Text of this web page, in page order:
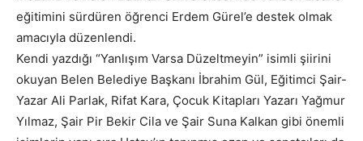
eğitimini sürdüren öğrenci Erdem Gürel’e destek olmak
amacıyla düzenlendi.
Kendi yazdığı “Yanlışım Varsa Düzeltmeyin” isimli şiirini
okuyan Belen Belediye Başkanı İbrahim Gül, Eğitimci Şair-
Yazar Ali Parlak, Rifat Kara, Çocuk Kitapları Yazarı Yağmur
Yılmaz, Şair Pir Bekir Cila ve Şair Suna Kalkan gibi önemli